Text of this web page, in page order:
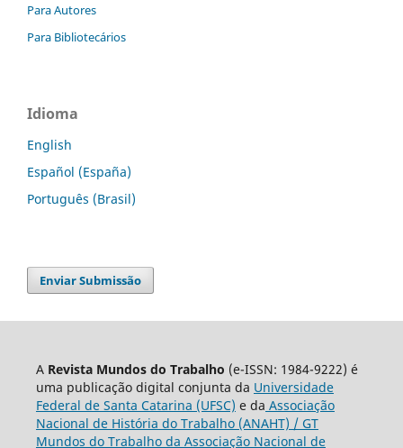
Para Autores
Para Bibliotecários
Idioma
English
Español (España)
Português (Brasil)
Enviar Submissão
A Revista Mundos do Trabalho (e-ISSN: 1984-9222) é
uma publicação digital conjunta da Universidade
Federal de Santa Catarina (UFSC) e da Associação
Nacional de História do Trabalho (ANAHT) / GT
Mundos do Trabalho da Associação Nacional de